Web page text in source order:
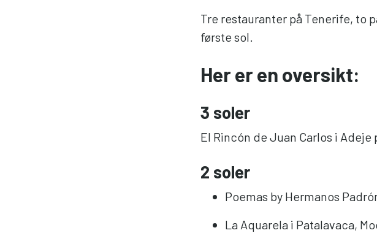
Tre restauranter på Tenerife, to
første sol.
Her er en oversikt:
3 soler
El Rincón de Juan Carlos i Adeje
2 soler
Poemas by Hermanos
La Aquarela i Patalavaca,